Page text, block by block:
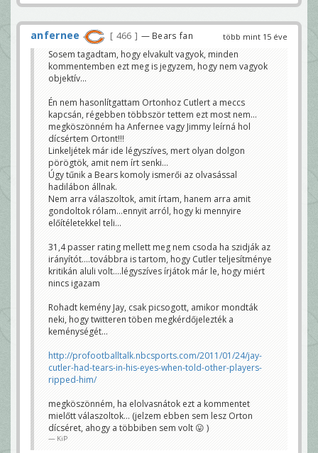
több mint 15 éve
anfernee 466 — Bears fan
Sosem tagadtam, hogy elvakult vagyok, minden
kommentemben ezt meg is jegyzem, hogy nem vagyok
objektív...
Én nem hasonlítgattam Ortonhoz Cutlert a meccs
kapcsán, régebben többször tettem ezt most nem...
megköszönném ha Anfernee vagy Jimmy leírná hol
dícsértem Ortont!!!
Linkeljétek már ide légyszíves, mert olyan dolgon
pörögtök, amit nem írt senki...
Úgy tűnik a Bears komoly ismerői az olvasással
hadilábon állnak.
Nem arra válaszoltok, amit írtam, hanem arra amit
gondoltok rólam...ennyit arról, hogy ki mennyire
előítéletekkel teli...
31,4 passer rating mellett meg nem csoda ha szidják az
irányítót....továbbra is tartom, hogy Cutler teljesítménye
kritikán aluli volt....légyszíves írjátok már le, hogy miért
nincs igazam
Rohadt kemény Jay, csak picsogott, amikor mondták
neki, hogy twitteren töben megkérdőjelezték a
keménységét...
http://profootballtalk.nbcsports.com/2011/01/24/jay-
cutler-had-tears-in-his-eyes-when-told-other-players-
ripped-him/
megköszönném, ha elolvasnátok ezt a kommentet
mielőtt válaszoltok... (jelzem ebben sem lesz Orton
dícséret, ahogy a többiben sem volt 😛 )
KiP